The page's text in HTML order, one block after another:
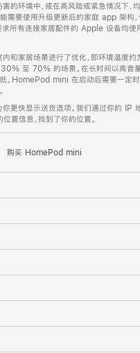
的环境中，或在高风险或紧急情况下，
需要使用升级更新后的家庭 app 架构
求所有连接家居配件的 Apple 设备均使
和家居场景进行了优化，即环境温度约
至 70% 的场景。在长时间以高音
低。HomePod mini 在启动后需要一定
你更快显示送货选项。我们通过你的 IP
置信息，找到了你的位置。
购买 HomePod mini